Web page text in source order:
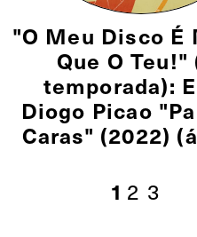
"O Meu Disco É
Que O Teu!"
temporada):
Diogo Picao
Caras" (2022)
1 2 3